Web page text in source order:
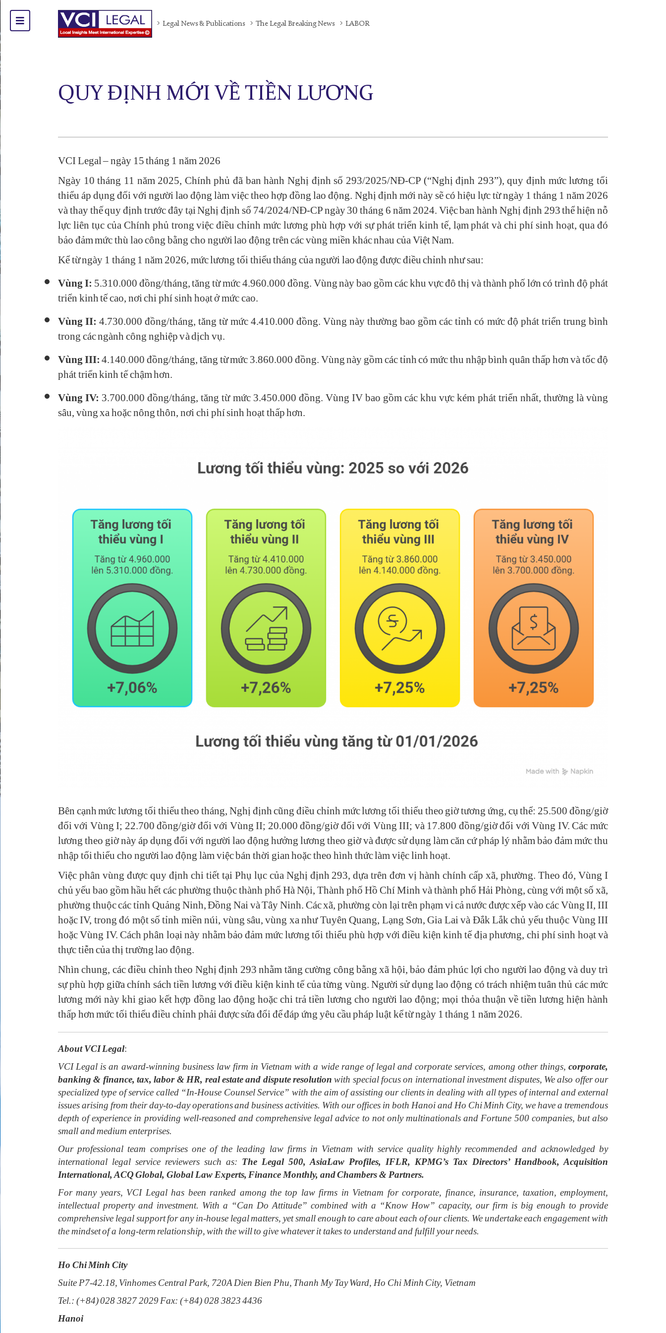
Legal News & Publications The Legal Breaking News LABOR
QUY ĐỊNH MỚI VỀ TIỀN LƯƠNG
VCI Legal – ngày 15 tháng 1 năm 2026
Ngày 10 tháng 11 năm 2025, Chính phủ đã ban hành Nghị định số 293/2025/NĐ-CP (“Nghị định 293”), quy định mức lương tối
thiểu áp dụng đối với người lao động làm việc theo hợp đồng lao động. Nghị định mới này sẽ có hiệu lực từ ngày 1 tháng 1 năm 2026
và thay thế quy định trước đây tại Nghị định số 74/2024/NĐ-CP ngày 30 tháng 6 năm 2024. Việc ban hành Nghị định 293 thể hiện nỗ
lực liên tục của Chính phủ trong việc điều chỉnh mức lương phù hợp với sự phát triển kinh tế, lạm phát và chi phí sinh hoạt, qua đó
bảo đảm mức thù lao công bằng cho người lao động trên các vùng miền khác nhau của Việt Nam.
Kể từ ngày 1 tháng 1 năm 2026, mức lương tối thiểu tháng của người lao động được điều chỉnh như sau:
Vùng I: 5.310.000 đồng/tháng, tăng từ mức 4.960.000 đồng. Vùng này bao gồm các khu vực đô thị và thành phố lớn có trình độ phát
triển kinh tế cao, nơi chi phí sinh hoạt ở mức cao.
Vùng II: 4.730.000 đồng/tháng, tăng từ mức 4.410.000 đồng. Vùng này thường bao gồm các tỉnh có mức độ phát triển trung bình
trong các ngành công nghiệp và dịch vụ.
Vùng III: 4.140.000 đồng/tháng, tăng từ mức 3.860.000 đồng. Vùng này gồm các tỉnh có mức thu nhập bình quân thấp hơn và tốc độ
phát triển kinh tế chậm hơn.
Vùng IV: 3.700.000 đồng/tháng, tăng từ mức 3.450.000 đồng. Vùng IV bao gồm các khu vực kém phát triển nhất, thường là vùng
sâu, vùng xa hoặc nông thôn, nơi chi phí sinh hoạt thấp hơn.
Bên cạnh mức lương tối thiểu theo tháng, Nghị định cũng điều chỉnh mức lương tối thiểu theo giờ tương ứng, cụ thể: 25.500 đồng/giờ
đối với Vùng I; 22.700 đồng/giờ đối với Vùng II; 20.000 đồng/giờ đối với Vùng III; và 17.800 đồng/giờ đối với Vùng IV. Các mức
lương theo giờ này áp dụng đối với người lao động hưởng lương theo giờ và được sử dụng làm căn cứ pháp lý nhằm bảo đảm mức thu
nhập tối thiểu cho người lao động làm việc bán thời gian hoặc theo hình thức làm việc linh hoạt.
Việc phân vùng được quy định chi tiết tại Phụ lục của Nghị định 293, dựa trên đơn vị hành chính cấp xã, phường. Theo đó, Vùng I
chủ yếu bao gồm hầu hết các phường thuộc thành phố Hà Nội, Thành phố Hồ Chí Minh và thành phố Hải Phòng, cùng với một số xã,
phường thuộc các tỉnh Quảng Ninh, Đồng Nai và Tây Ninh. Các xã, phường còn lại trên phạm vi cả nước được xếp vào các Vùng II, III
hoặc IV, trong đó một số tỉnh miền núi, vùng sâu, vùng xa như Tuyên Quang, Lạng Sơn, Gia Lai và Đắk Lắk chủ yếu thuộc Vùng III
hoặc Vùng IV. Cách phân loại này nhằm bảo đảm mức lương tối thiểu phù hợp với điều kiện kinh tế địa phương, chi phí sinh hoạt và
thực tiễn của thị trường lao động.
Nhìn chung, các điều chỉnh theo Nghị định 293 nhằm tăng cường công bằng xã hội, bảo đảm phúc lợi cho người lao động và duy trì
sự phù hợp giữa chính sách tiền lương với điều kiện kinh tế của từng vùng. Người sử dụng lao động có trách nhiệm tuân thủ các mức
lương mới này khi giao kết hợp đồng lao động hoặc chi trả tiền lương cho người lao động; mọi thỏa thuận về tiền lương hiện hành
thấp hơn mức tối thiểu điều chỉnh phải được sửa đổi để đáp ứng yêu cầu pháp luật kể từ ngày 1 tháng 1 năm 2026.
About VCI Legal:
VCI Legal is an award-winning business law firm in Vietnam with a wide range of legal and corporate services, among other things, corporate,
banking & finance, tax, labor & HR, real estate and dispute resolution with special focus on international investment disputes, We also offer our
specialized type of service called “In-House Counsel Service” with the aim of assisting our clients in dealing with all types of internal and external
issues arising from their day-to-day operations and business activities. With our offices in both Hanoi and Ho Chi Minh City, we have a tremendous
depth of experience in providing well-reasoned and comprehensive legal advice to not only multinationals and Fortune 500 companies, but also
small and medium enterprises.
Our professional team comprises one of the leading law firms in Vietnam with service quality highly recommended and acknowledged by
international legal service reviewers such as: The Legal 500, AsiaLaw Profiles, IFLR, KPMG’s Tax Directors’ Handbook, Acquisition
International, ACQ Global, Global Law Experts, Finance Monthly, and Chambers & Partners.
For many years, VCI Legal has been ranked among the top law firms in Vietnam for corporate, finance, insurance, taxation, employment,
intellectual property and investment. With a “Can Do Attitude” combined with a “Know How” capacity, our firm is big enough to provide
comprehensive legal support for any in-house legal matters, yet small enough to care about each of our clients. We undertake each engagement with
the mindset of a long-term relationship, with the will to give whatever it takes to understand and fulfill your needs.
Ho Chi Minh City
Suite P7-42.18, Vinhomes Central Park, 720A Dien Bien Phu, Thanh My Tay Ward, Ho Chi Minh City, Vietnam
Tel.: (+84) 028 3827 2029 Fax: (+84) 028 3823 4436
Hanoi